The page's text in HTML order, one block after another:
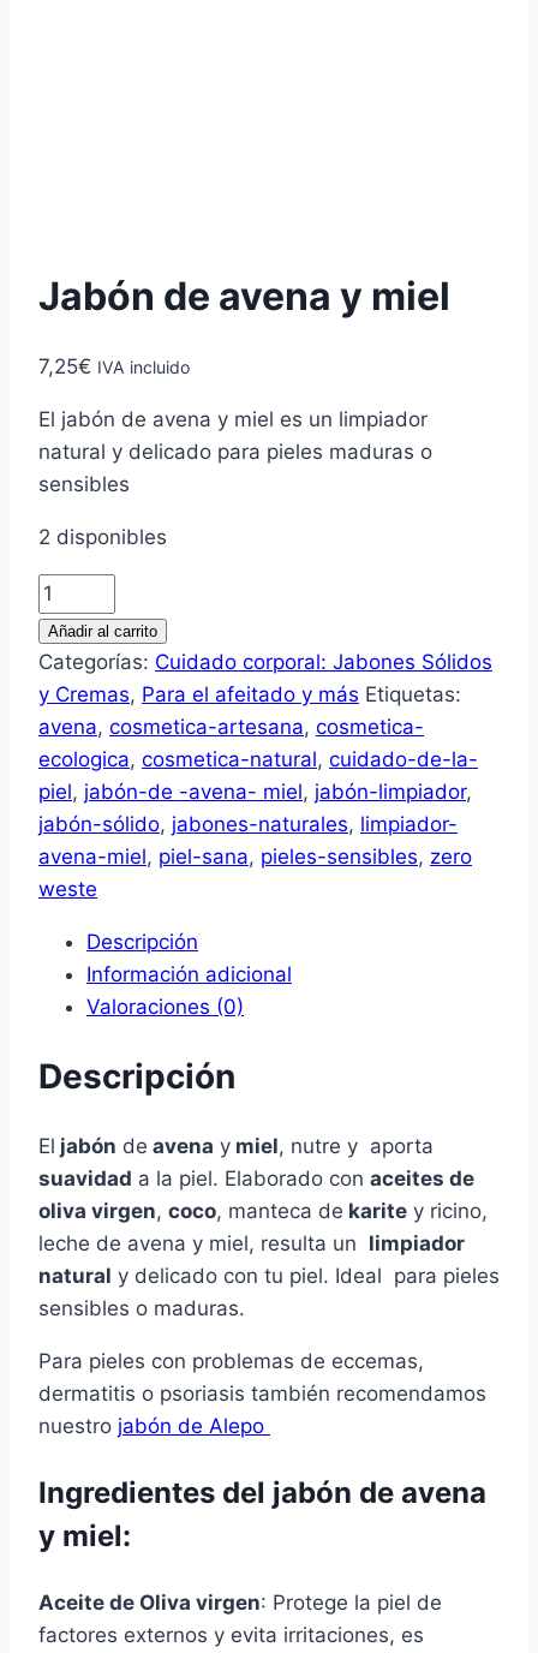
Jabón de avena y miel
7,25€ IVA incluido
El jabón de avena y miel es un limpiador
natural y delicado para pieles maduras o
sensibles
2 disponibles
Jabón
de
avena
y
miel
cantidad
Añadir al carrito
Categorías: Cuidado corporal: Jabones Sólidos
y Cremas, Para el afeitado y más Etiquetas:
avena, cosmetica-artesana, cosmetica-
ecologica, cosmetica-natural, cuidado-de-la-
piel, jabón-de -avena- miel, jabón-limpiador,
jabón-sólido, jabones-naturales, limpiador-
avena-miel, piel-sana, pieles-sensibles, zero
weste
Descripción
Información adicional
Valoraciones (0)
Descripción
El jabón de avena y miel, nutre y aporta
suavidad a la piel. Elaborado con aceites de
oliva virgen, coco, manteca de karite y ricino,
leche de avena y miel, resulta un limpiador
natural y delicado con tu piel. Ideal para pieles
sensibles o maduras.
Para pieles con problemas de eccemas,
dermatitis o psoriasis también recomendamos
nuestro jabón de Alepo
Ingredientes del jabón de avena
y miel:
Aceite de Oliva virgen: Protege la piel de
factores externos y evita irritaciones, es